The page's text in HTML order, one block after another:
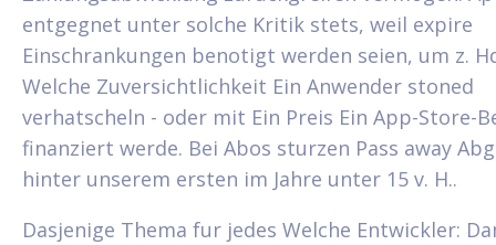
entgegnet unter solche Kritik stets, weil expire
Einschrankungen benotigt werden seien, um z.
Welche Zuversichtlichkeit Ein Anwender stoned
verhatscheln - oder mit Ein Preis Ein App-Store-
finanziert werde. Bei Abos sturzen Pass away
hinter unserem ersten im Jahre unter 15 v. H..
Dasjenige Thema fur jedes Welche Entwickler: